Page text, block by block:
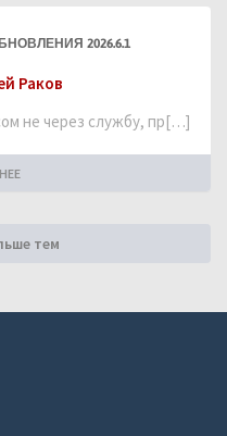
2026.6.1
Раков
не через службу, пр[…]
тем